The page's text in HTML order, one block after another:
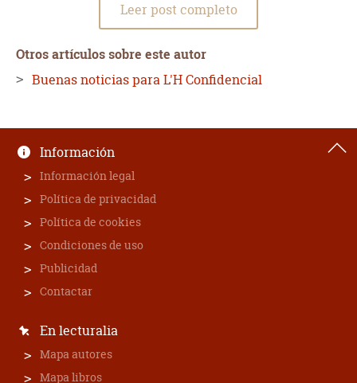
Leer post completo
Otros artículos sobre este autor
Buenas noticias para L'H Confidencial
Información
Información legal
Política de privacidad
Política de cookies
Condiciones de uso
Publicidad
Contactar
En lecturalia
Mapa autores
Mapa libros